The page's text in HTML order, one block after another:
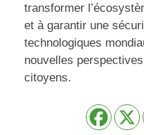
transformer
et à garantir une
technologiques
nouvelles
citoyens.